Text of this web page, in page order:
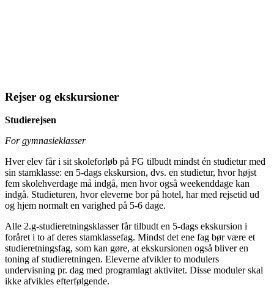
Rejser og ekskursioner
Studierejsen
For gymnasieklasser
Hver elev får i sit skoleforløb på FG tilbudt mindst én studietur med
sin stamklasse: en 5-dags ekskursion, dvs. en studietur, hvor højst
fem skolehverdage må indgå, men hvor også weekenddage kan
indgå. Studieturen, hvor eleverne bor på hotel, har med rejsetid ud
og hjem normalt en varighed på 5-6 dage.
Alle 2.g-studieretningsklasser får tilbudt en 5-dags ekskursion i
foråret i to af deres stamklassefag. Mindst det ene fag bør være et
studieretningsfag, som kan gøre, at ekskursionen også bliver en
toning af studieretningen. Eleverne afvikler to modulers
undervisning pr. dag med programlagt aktivitet. Disse moduler skal
ikke afvikles efterfølgende.